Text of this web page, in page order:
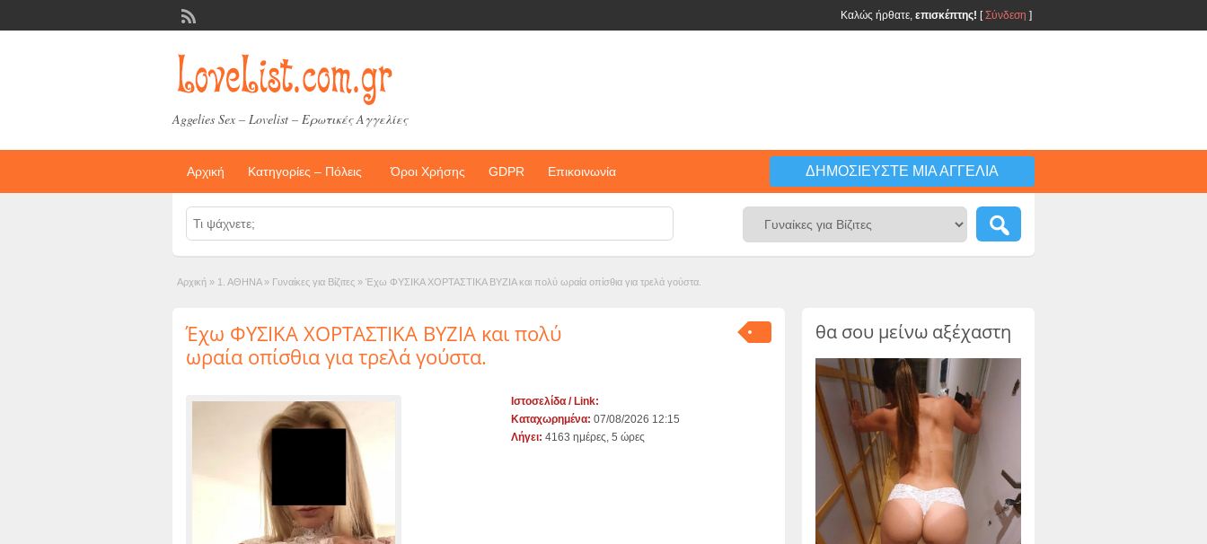
Καλώς ήρθατε, επισκέπτης! [Σύνδεση ]
Aggelies Sex – Lovelist – Ερωτικές Αγγελίες
Αρχική Κατηγορίες – Πόλεις Όροι Χρήσης GDPR Επικοινωνία ΔΗΜΟΣΙΕΎΣΤΕ ΜΙΑ ΑΓΓΕΛΊΑ
Αρχική » 1. ΑΘΗΝΑ » Γυναίκες για Βίζιτες » Έχω ΦΥΣΙΚΑ ΧΟΡΤΑΣΤΙΚΑ ΒΥΖΙΑ και πολύ ωραία οπίσθια για τρελά γούστα.
Έχω ΦΥΣΙΚΑ ΧΟΡΤΑΣΤΙΚΑ ΒΥΖΙΑ και πολύ
ωραία οπίσθια για τρελά γούστα.
Ιστοσελίδα / Link:
Καταχωρημένα: 07/08/2026 12:15
Λήγει: 4163 ημέρες, 5 ώρες
θα σου μείνω αξέχαστη